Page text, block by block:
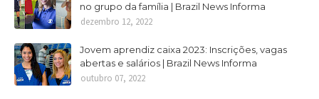
no grupo da família | Brazil News Informa
dezembro 12, 2022
Jovem aprendiz caixa 2023: Inscrições, vagas
abertas e salários | Brazil News Informa
outubro 07, 2022